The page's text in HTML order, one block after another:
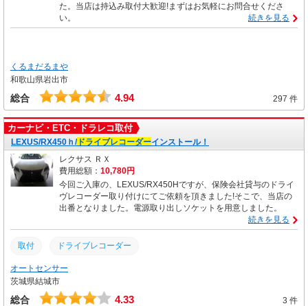
た。当店は持込み取付大歓迎!まずはお気軽にお問合せくださ
い。
続きを見る
くるまだるまや
和歌山県岩出市
総合 4.94 297 件
カーナビ・ETC・ドラレコ取付
LEXUS/RX450ｈ/ ドライブレコーダーインストール！
レクサス ＲＸ
費用総額： 10,780円
今回ご入庫の、LEXUS/RX450Hですが、保険会社貸与のドライ
ヴレコーダー取り付けにてご依頼を頂きました!そこで、当店の
出番となりました。電源取り出しソケットを用意しました。
続きを見る
取付 ドライブレコーダー
オートセンサー
茨城県結城市
総合 4.33 3 件